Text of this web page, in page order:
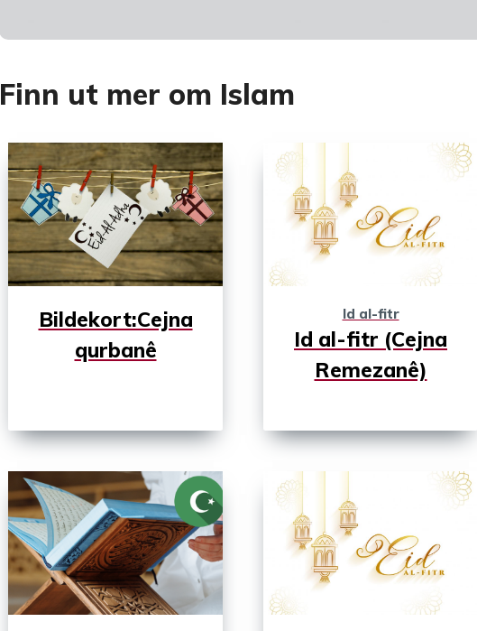
Finn ut mer om Islam
Bildekort:Cejna
qurbanê
Id al-fitr
Id al-fitr (Cejna
Remezanê)